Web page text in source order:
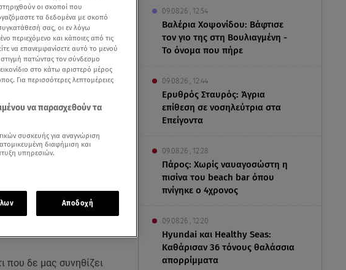
09.08.26 , 12:54
Βαλέρια Χοψονίδου: Βάφτισε
τον γιο της στη Βουλιαγμένη -
Το όνομα που πήρε
09.08.26 , 12:44
Ερυθρός Σταυρός: Άγρια
επίθεση σε νοσηλεύτρια στα
Επείγοντα
09.08.26 , 12:28
Πάρος: Χωρίς ναυαγοσώστη η
πισίνα του beach bar όπου
πνίγηκε ο 4χρονος
09.08.26 , 12:20
Hyundai και Healthy Seas:
Καθάρισαν 36 τόνους θαλάσσια
απορρίμματα
που δε μας συνηθίζει
οι σκοποί που
τα δεδομένα με σκοπό
σας, οι εν λόγω
περιεχόμενο και κάποιες από τις
να επανεμφανίσετε αυτό το μενού
πατώντας τον σύνδεσμο
στο κάτω αριστερό μέρος
Για περισσότερες λεπτομέρειες
να παρασχεθούν τα
συσκευής για αναγνώριση
διαφήμιση και
υπηρεσιών.
Αποδοχή